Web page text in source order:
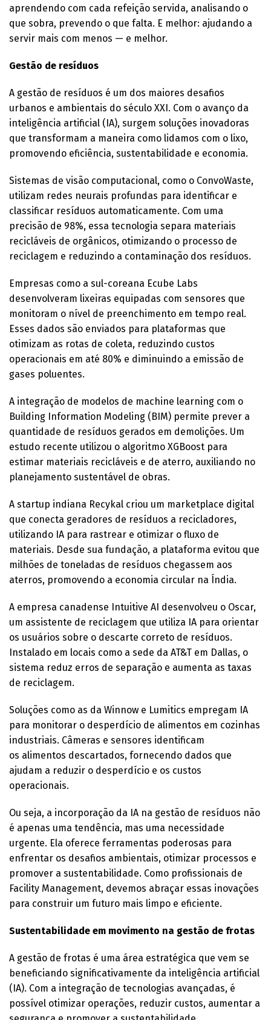
aprendendo com cada refeição servida, analisando o
que sobra, prevendo o que falta. E melhor: ajudando a
servir mais com menos — e melhor.
Gestão de resíduos
A gestão de resíduos é um dos maiores desafios
urbanos e ambientais do século XXI. Com o avanço da
inteligência artificial (IA), surgem soluções inovadoras
que transformam a maneira como lidamos com o lixo,
promovendo eficiência, sustentabilidade e economia.
Sistemas de visão computacional, como o ConvoWaste,
utilizam redes neurais profundas para identificar e
classificar resíduos automaticamente. Com uma
precisão de 98%, essa tecnologia separa materiais
recicláveis de orgânicos, otimizando o processo de
reciclagem e reduzindo a contaminação dos resíduos.
Empresas como a sul-coreana Ecube Labs
desenvolveram lixeiras equipadas com sensores que
monitoram o nível de preenchimento em tempo real.
Esses dados são enviados para plataformas que
otimizam as rotas de coleta, reduzindo custos
operacionais em até 80% e diminuindo a emissão de
gases poluentes.
A integração de modelos de machine learning com o
Building Information Modeling (BIM) permite prever a
quantidade de resíduos gerados em demolições. Um
estudo recente utilizou o algoritmo XGBoost para
estimar materiais recicláveis e de aterro, auxiliando no
planejamento sustentável de obras.
A startup indiana Recykal criou um marketplace digital
que conecta geradores de resíduos a recicladores,
utilizando IA para rastrear e otimizar o fluxo de
materiais. Desde sua fundação, a plataforma evitou que
milhões de toneladas de resíduos chegassem aos
aterros, promovendo a economia circular na Índia.
A empresa canadense Intuitive AI desenvolveu o Oscar,
um assistente de reciclagem que utiliza IA para orientar
os usuários sobre o descarte correto de resíduos.
Instalado em locais como a sede da AT&T em Dallas, o
sistema reduz erros de separação e aumenta as taxas
de reciclagem.
Soluções como as da Winnow e Lumitics empregam IA
para monitorar o desperdício de alimentos em cozinhas
industriais. Câmeras e sensores identificam
os alimentos descartados, fornecendo dados que
ajudam a reduzir o desperdício e os custos
operacionais.
Ou seja, a incorporação da IA na gestão de resíduos não
é apenas uma tendência, mas uma necessidade
urgente. Ela oferece ferramentas poderosas para
enfrentar os desafios ambientais, otimizar processos e
promover a sustentabilidade. Como profissionais de
Facility Management, devemos abraçar essas inovações
para construir um futuro mais limpo e eficiente.
Sustentabilidade em movimento na gestão de frotas
A gestão de frotas é uma área estratégica que vem se
beneficiando significativamente da inteligência artificial
(IA). Com a integração de tecnologias avançadas, é
possível otimizar operações, reduzir custos, aumentar a